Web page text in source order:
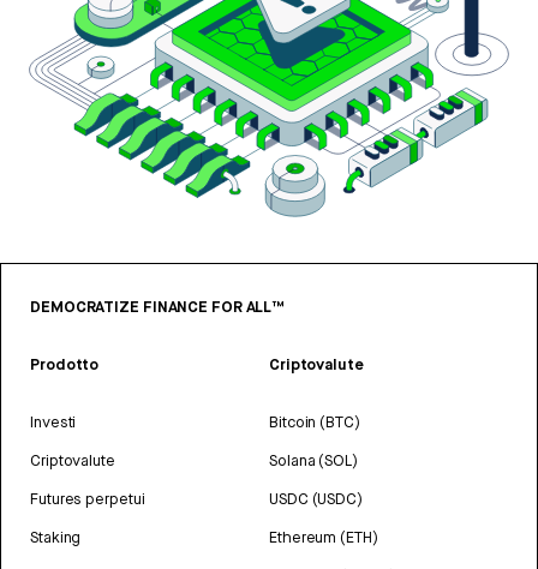
DEMOCRATIZE FINANCE FOR ALL™
Prodotto
Investi
Criptovalute
Futures perpetui
Staking
Criptovalute
Bitcoin (BTC)
Solana (SOL)
USDC (USDC)
Ethereum (ETH)